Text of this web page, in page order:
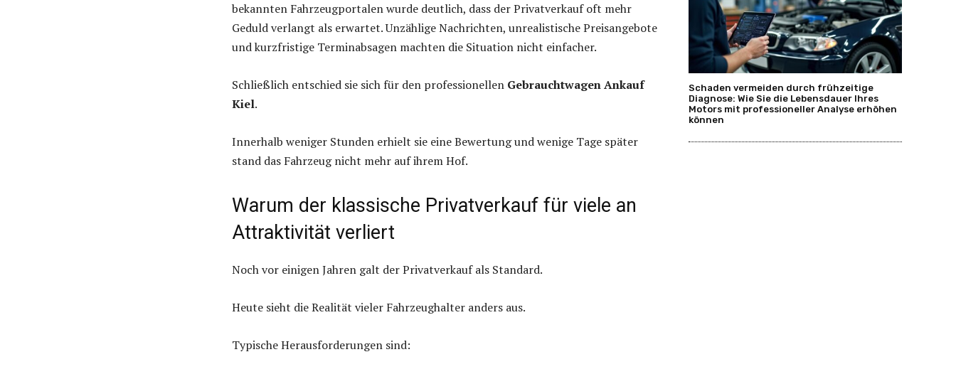
bekannten Fahrzeugportalen wurde deutlich, dass der Privatverkauf oft mehr
Geduld verlangt als erwartet. Unzählige Nachrichten, unrealistische Preisangebote
und kurzfristige Terminabsagen machten die Situation nicht einfacher.
Schließlich entschied sie sich für den professionellen Gebrauchtwagen Ankauf
Kiel.
Innerhalb weniger Stunden erhielt sie eine Bewertung und wenige Tage später
stand das Fahrzeug nicht mehr auf ihrem Hof.
Warum der klassische Privatverkauf für viele an
Attraktivität verliert
Noch vor einigen Jahren galt der Privatverkauf als Standard.
Heute sieht die Realität vieler Fahrzeughalter anders aus.
Typische Herausforderungen sind:
Schaden vermeiden durch frühzeitige
Diagnose: Wie Sie die Lebensdauer Ihres
Motors mit professioneller Analyse erhöhen
können